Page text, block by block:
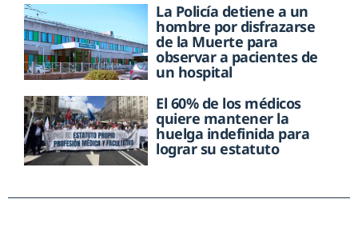
La Policía detiene a un
hombre por disfrazarse
de la Muerte para
observar a pacientes de
un hospital
El 60% de los médicos
quiere mantener la
huelga indefinida para
lograr su estatuto